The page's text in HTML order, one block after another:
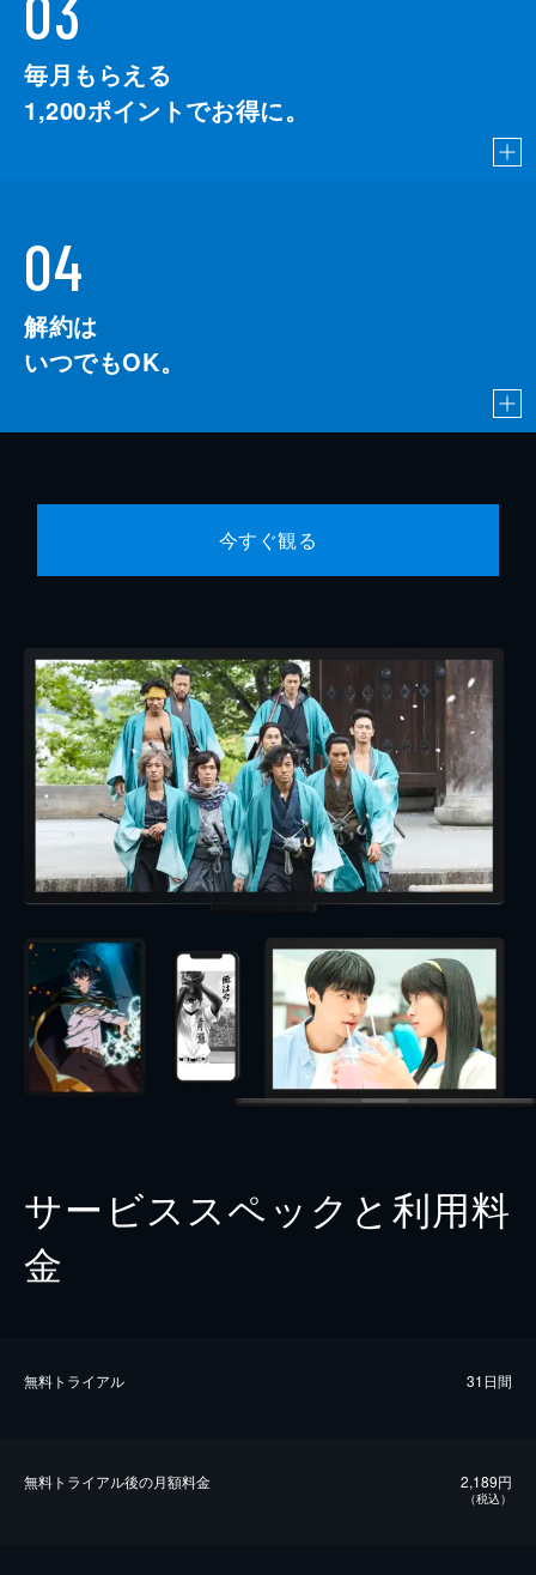
毎月もらえる
1,200ポイントでお得に。
04
解約は
いつでもOK。
今すぐ観る
サービススペックと利用料
金
無料トライアル 31日間
無料トライアル後の⽉額料金 2,189円
（税込）